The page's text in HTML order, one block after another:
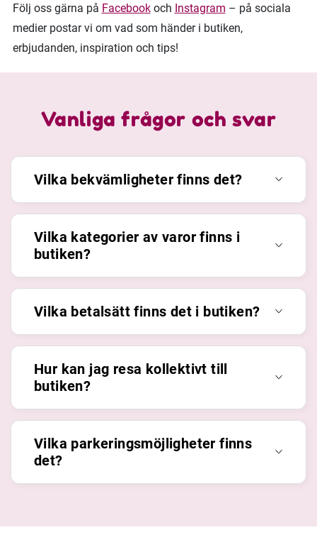
Följ oss gärna på Facebookoch Instagram – på sociala
medier postar vi om vad som händer i butiken,
erbjudanden, inspiration och tips!
Vanliga frågor och svar
Vilka bekvämligheter finns det?
Vilka kategorier av varor finns i
butiken?
Vilka betalsätt finns det i butiken?
Hur kan jag resa kollektivt till
butiken?
Vilka parkeringsmöjligheter finns
det?